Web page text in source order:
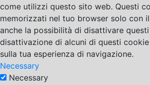
come utilizzi questo sito web. Questi
memorizzati nel tuo browser solo con
anche la possibilità di disattivare
disattivazione di alcuni di questi
sulla tua esperienza di navigazione.
Necessary
Necessary